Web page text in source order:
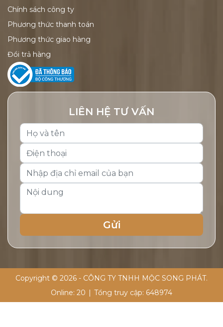
Chính sách công ty
Phương thức thanh toán
Phương thức giao hàng
Đổi trả hàng
LIÊN HỆ TƯ VẤN
Copyright © 2026 - CÔNG TY TNHH MỘC SONG PHÁT.
Online: 20 Tổng truy cập: 648974